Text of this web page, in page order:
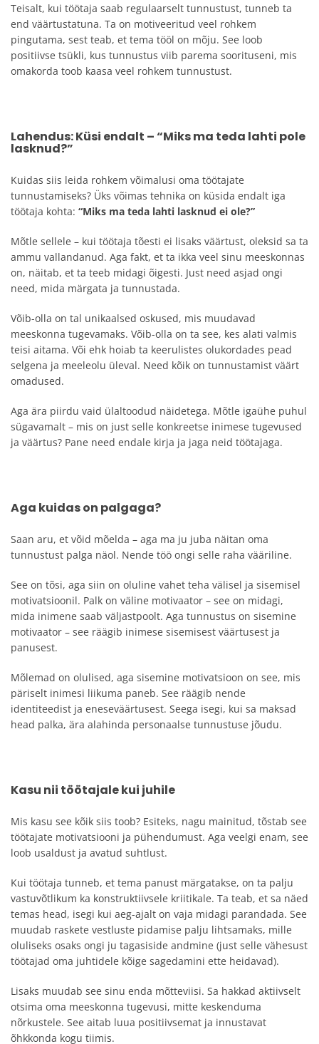
Teisalt, kui töötaja saab regulaarselt tunnustust, tunneb ta
end väärtustatuna. Ta on motiveeritud veel rohkem
pingutama, sest teab, et tema tööl on mõju. See loob
positiivse tsükli, kus tunnustus viib parema soorituseni, mis
omakorda toob kaasa veel rohkem tunnustust.
Lahendus: Küsi endalt – “Miks ma teda lahti pole
lasknud?”
Kuidas siis leida rohkem võimalusi oma töötajate
tunnustamiseks? Üks võimas tehnika on küsida endalt iga
töötaja kohta: “Miks ma teda lahti lasknud ei ole?”
Mõtle sellele – kui töötaja tõesti ei lisaks väärtust, oleksid sa ta
ammu vallandanud. Aga fakt, et ta ikka veel sinu meeskonnas
on, näitab, et ta teeb midagi õigesti. Just need asjad ongi
need, mida märgata ja tunnustada.
Võib-olla on tal unikaalsed oskused, mis muudavad
meeskonna tugevamaks. Võib-olla on ta see, kes alati valmis
teisi aitama. Või ehk hoiab ta keerulistes olukordades pead
selgena ja meeleolu üleval. Need kõik on tunnustamist väärt
omadused.
Aga ära piirdu vaid ülaltoodud näidetega. Mõtle igaühe puhul
sügavamalt – mis on just selle konkreetse inimese tugevused
ja väärtus? Pane need endale kirja ja jaga neid töötajaga.
Aga kuidas on palgaga?
Saan aru, et võid mõelda – aga ma ju juba näitan oma
tunnustust palga näol. Nende töö ongi selle raha vääriline.
See on tõsi, aga siin on oluline vahet teha välisel ja sisemisel
motivatsioonil. Palk on väline motivaator – see on midagi,
mida inimene saab väljastpoolt. Aga tunnustus on sisemine
motivaator – see räägib inimese sisemisest väärtusest ja
panusest.
Mõlemad on olulised, aga sisemine motivatsioon on see, mis
päriselt inimesi liikuma paneb. See räägib nende
identiteedist ja eneseväärtusest. Seega isegi, kui sa maksad
head palka, ära alahinda personaalse tunnustuse jõudu.
Kasu nii töötajale kui juhile
Mis kasu see kõik siis toob? Esiteks, nagu mainitud, tõstab see
töötajate motivatsiooni ja pühendumust. Aga veelgi enam, see
loob usaldust ja avatud suhtlust.
Kui töötaja tunneb, et tema panust märgatakse, on ta palju
vastuvõtlikum ka konstruktiivsele kriitikale. Ta teab, et sa näed
temas head, isegi kui aeg-ajalt on vaja midagi parandada. See
muudab raskete vestluste pidamise palju lihtsamaks, mille
oluliseks osaks ongi ju tagasiside andmine (just selle vähesust
töötajad oma juhtidele kõige sagedamini ette heidavad).
Lisaks muudab see sinu enda mõtteviisi. Sa hakkad aktiivselt
otsima oma meeskonna tugevusi, mitte keskenduma
nõrkustele. See aitab luua positiivsemat ja innustavat
õhkkonda kogu tiimis.